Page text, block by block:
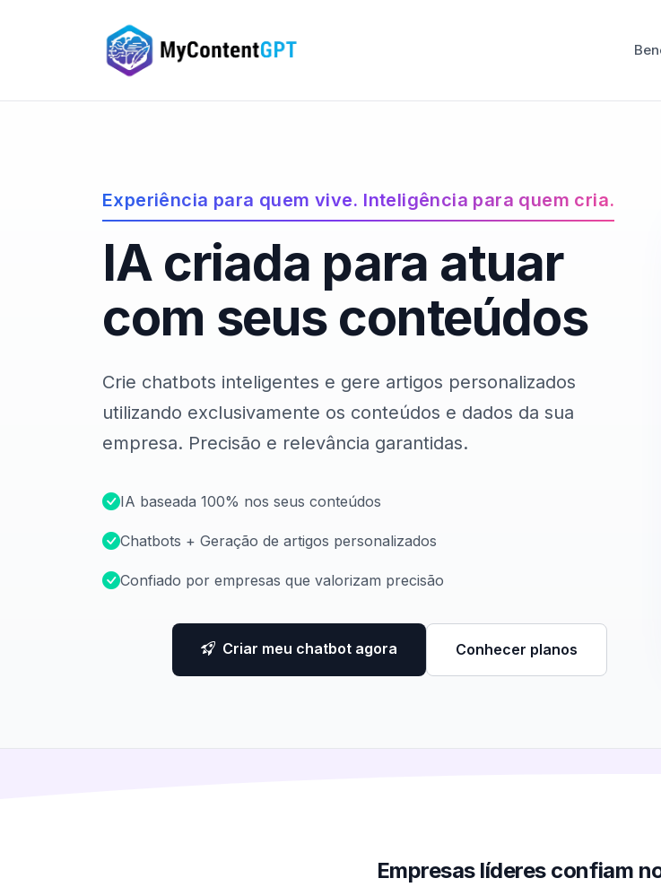
Experiência para quem vive. Inteligência para quem cria.
IA criada para atuar
com seus conteúdos
Crie chatbots inteligentes e gere artigos personalizados
utilizando exclusivamente os conteúdos e dados da sua
empresa. Precisão e relevância garantidas.
IA baseada 100% nos seus conteúdos
Chatbots + Geração de artigos personalizados
Confiado por empresas que valorizam precisão
Criar meu chatbot agora Conhecer planos
Empresas líderes confiam